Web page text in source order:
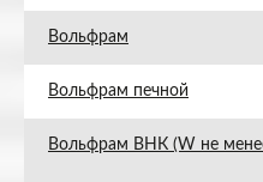
Вольфрам
Вольфрам печной
Вольфрам ВНК (W не